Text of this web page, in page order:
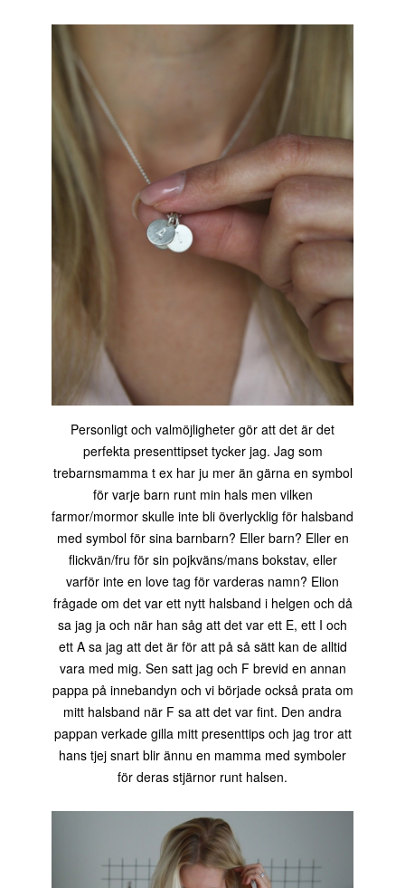
Personligt och valmöjligheter gör att det är det
perfekta presenttipset tycker jag. Jag som
trebarnsmamma t ex har ju mer än gärna en symbol
för varje barn runt min hals men vilken
farmor/mormor skulle inte bli överlycklig för halsband
med symbol för sina barnbarn? Eller barn? Eller en
flickvän/fru för sin pojkväns/mans bokstav, eller
varför inte en love tag för varderas namn? Elion
frågade om det var ett nytt halsband i helgen och då
sa jag ja och när han såg att det var ett E, ett I och
ett A sa jag att det är för att på så sätt kan de alltid
vara med mig. Sen satt jag och F brevid en annan
pappa på innebandyn och vi började också prata om
mitt halsband när F sa att det var fint. Den andra
pappan verkade gilla mitt presenttips och jag tror att
hans tjej snart blir ännu en mamma med symboler
för deras stjärnor runt halsen.